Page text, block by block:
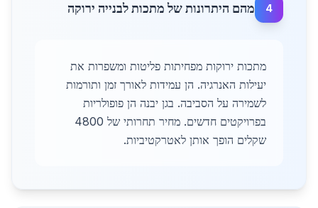
4 מהם היתרונות של מתכות לבנייה ירוקה
מתכות ירוקות מפחיתות פליטות ומשפרות את
יעילות האנרגיה. הן עמידות לאורך זמן ותורמות
לשמירה על הסביבה. בגן יבנה הן פופולריות
בפרויקטים חדשים. מחיר תחרותי של 4800
שקלים הופך אותן לאטרקטיביות.